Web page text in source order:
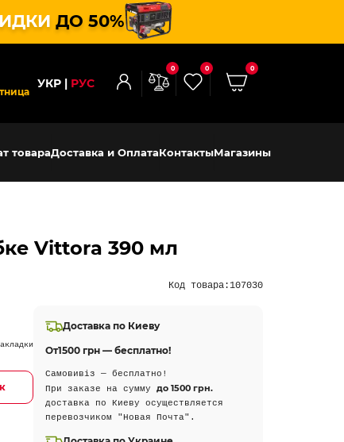
ДО 50%
УКР РУС
0 0 0
товараДоставка и ОплатаКонтактыМагазины
Vittora 390 мл
Код товара:107030
Доставка по Киеву
От1500 грн — бесплатно!
Самовивіз — бесплатно!
При заказе на сумму до 1500 грн.
доставка по Киеву осуществляется
перевозчиком "Новая Почта".